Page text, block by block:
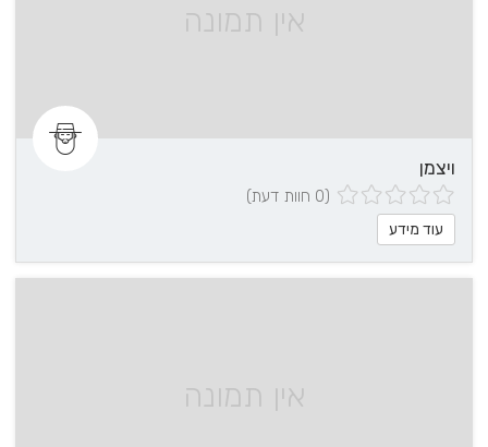
אין תמונה
ויצמן
(0 חוות דעת)
עוד מידע
אין תמונה